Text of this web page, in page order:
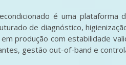
é uma
de diagnóstico,
produção com estabilidade
gestão out-of-band e